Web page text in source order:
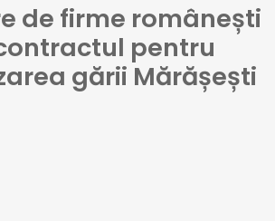
de firme românești
pentru
gării Mărășești